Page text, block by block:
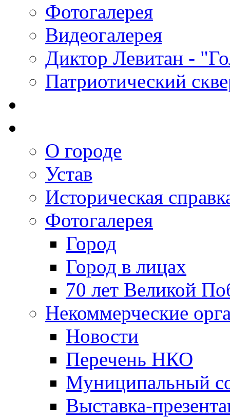
Фотогалерея
Видеогалерея
Диктор Левитан -
Патриотический
О городе
Устав
Историческая
Фотогалерея
Город
Город в лицах
70 лет Великой
Некоммерческие
Новости
Перечень НКО
Муниципальный
Выставка-